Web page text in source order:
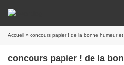
Accueil » concours papier ! de la bonne humeur et
concours papier ! de la